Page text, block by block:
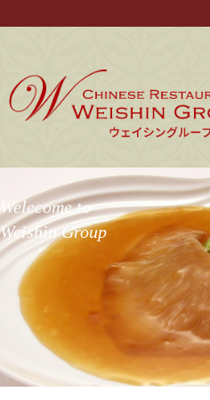
Welecome to
Weishin Group